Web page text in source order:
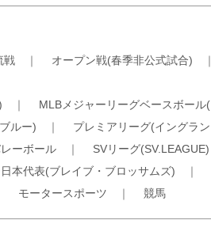
戦 ｜ オープン戦(春季非公式試合)
｜ MLBメジャーリーグベースボール
ルー) ｜ プレミアリーグ(イングラ
ーボール ｜ SVリーグ(SV.LEAGUE)
本代表(ブレイブ・ブロッサムズ) ｜
モータースポーツ ｜ 競馬